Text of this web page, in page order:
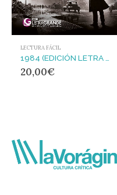
LECTURA FÁCIL
20,00€